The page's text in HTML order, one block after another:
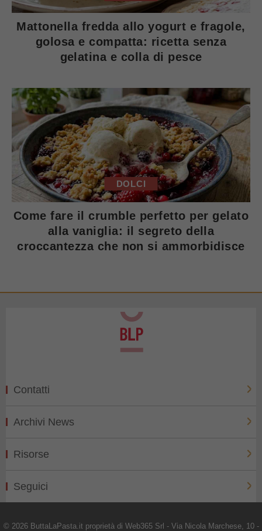
Mattonella fredda allo yogurt e fragole,
golosa e compatta: ricetta senza
gelatina e colla di pesce
DOLCI
Come fare il crumble perfetto per gelato
alla vaniglia: il segreto della
croccantezza che non si ammorbidisce
Contatti
Archivi News
Risorse
Seguici
© 2026 ButtaLaPasta.it proprietà di Web365 Srl - Via Nicola Marchese, 10 -